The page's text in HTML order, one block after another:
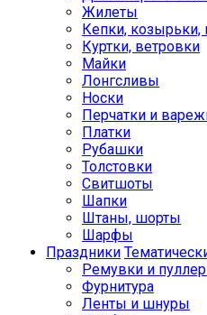
Жилеты
Кепки, козырьки,
Куртки, ветровки
Майки
Лонгсливы
Носки
Перчатки и
Платки
Рубашки
Толстовки
Свитшоты
Шапки
Штаны, шорты
Шарфы
Праздники
Ремувки и
Фурнитура
Ленты и шнуры